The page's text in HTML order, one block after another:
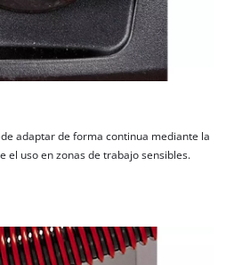
adaptar de forma continua mediante la
el uso en zonas de trabajo sensibles.